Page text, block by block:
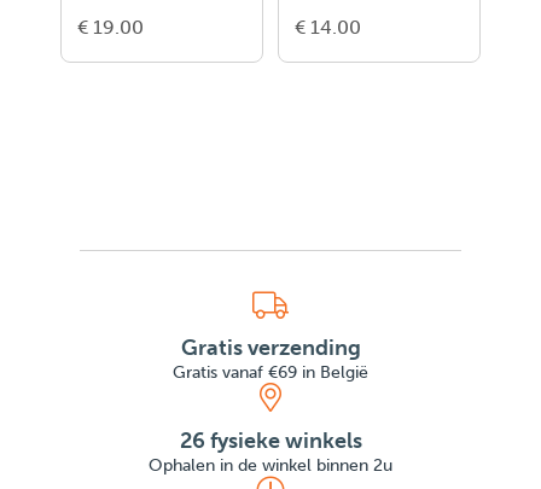
€ 19.00 € 14.00
Gratis verzending
Gratis vanaf €69 in België
26 fysieke winkels
Ophalen in de winkel binnen 2u